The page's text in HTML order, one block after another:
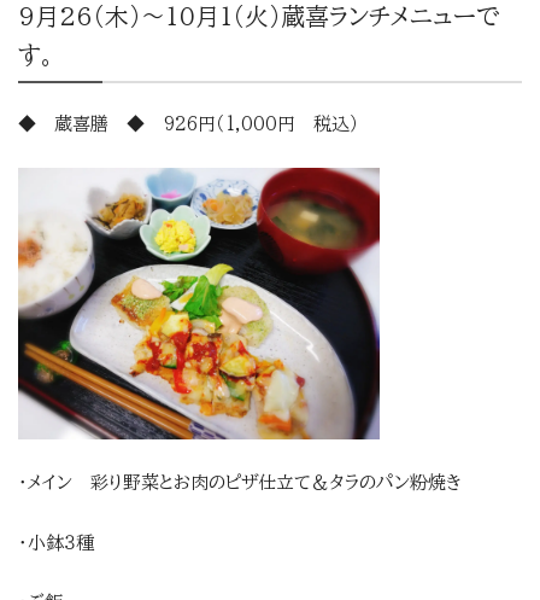
9月26（木）～10月1（火）蔵喜ランチメニューで
す。
◆ 蔵喜膳 ◆ 926円（1,000円 税込）
・メイン 彩り野菜とお肉のピザ仕立て＆タラのパン粉焼き
・小鉢３種